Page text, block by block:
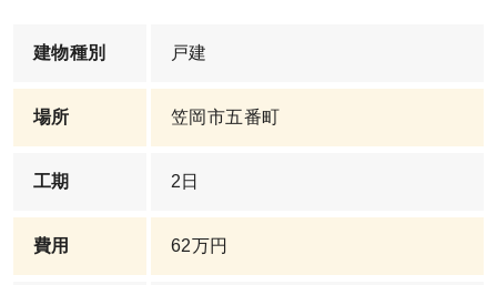
建物種別 戸建
場所 笠岡市五番町
工期 2日
費用 62万円